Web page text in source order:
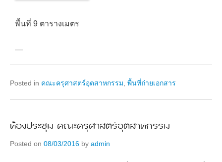
พื้นที่ 9 ตารางเมตร
—
Posted in คณะครุศาสตร์อุตสาหกรรม, พื้นที่ถ่ายเอกสาร
ห้องประชุม คณะครุศาสตร์อุตสาหกรรม
Posted on 08/03/2016 by admin